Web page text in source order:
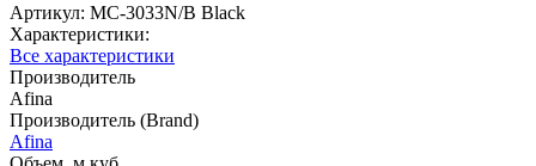
Артикул: MC-3033N/B Black
Характеристики:
Все характеристики
Производитель
Afina
Производитель (Brand)
Afina